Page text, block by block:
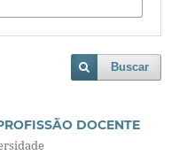
Buscar
DOCENTE